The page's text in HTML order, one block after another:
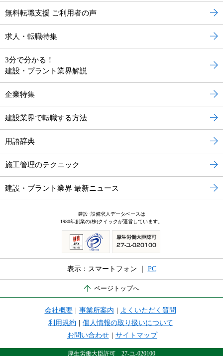
無料転職支援 ご利用者の声
求人・転職特集
3分で分かる！
建設・プラント業界解説
企業特集
建設業界で転職する方法
用語辞典
施工管理のテクニック
建設・プラント業界 最新ニュース
建設･設備求人データベースは
1980年創業の(株)クイックが運営しています。
表示：スマートフォン ｜ PC
ページトップへ
会社概要 事業所案内
よくいただく質問
利用規約
個人情報の取り扱いについて
お問い合わせ
サイトマップ
厚生労働大臣許可 27-ユ-020100